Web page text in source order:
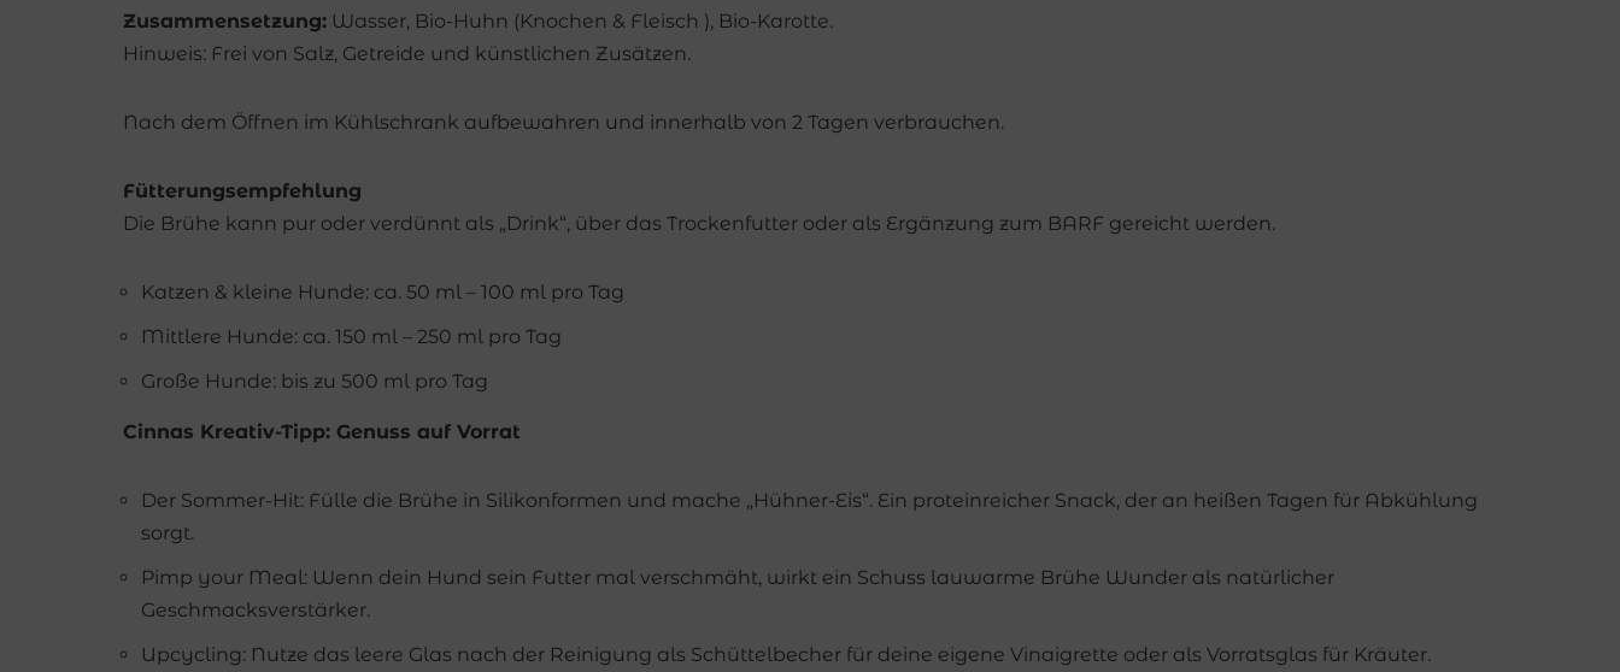
Zusammensetzung: Wasser, Bio-Huhn (Knochen & Fleisch ), Bio-Karotte.
Hinweis: Frei von Salz, Getreide und künstlichen Zusätzen.
Nach dem Öffnen im Kühlschrank aufbewahren und innerhalb von 2 Tagen verbrauchen.
Fütterungsempfehlung
Die Brühe kann pur oder verdünnt als „Drink“, über das Trockenfutter oder als Ergänzung zum BARF gereicht werden.
Katzen & kleine Hunde: ca. 50 ml – 100 ml pro Tag
Mittlere Hunde: ca. 150 ml – 250 ml pro Tag
Große Hunde: bis zu 500 ml pro Tag
Cinnas Kreativ-Tipp: Genuss auf Vorrat
Der Sommer-Hit: Fülle die Brühe in Silikonformen und mache „Hühner-Eis“. Ein proteinreicher Snack, der an heißen Tagen für Abkühlung
sorgt.
Pimp your Meal: Wenn dein Hund sein Futter mal verschmäht, wirkt ein Schuss lauwarme Brühe Wunder als natürlicher
Geschmacksverstärker.
Upcycling: Nutze das leere Glas nach der Reinigung als Schüttelbecher für deine eigene Vinaigrette oder als Vorratsglas für Kräuter.